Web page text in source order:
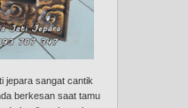
jepara sangat cantik
berkesan saat tamu